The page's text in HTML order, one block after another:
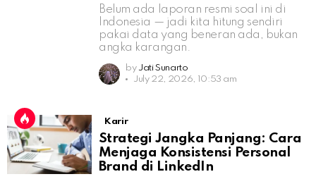
Belum ada laporan resmi soal ini di
Indonesia — jadi kita hitung sendiri
pakai data yang beneran ada, bukan
angka karangan.
by Jati Sunarto
July 22, 2026, 10:53 am
Karir
Strategi Jangka Panjang: Cara
Menjaga Konsistensi Personal
Brand di LinkedIn